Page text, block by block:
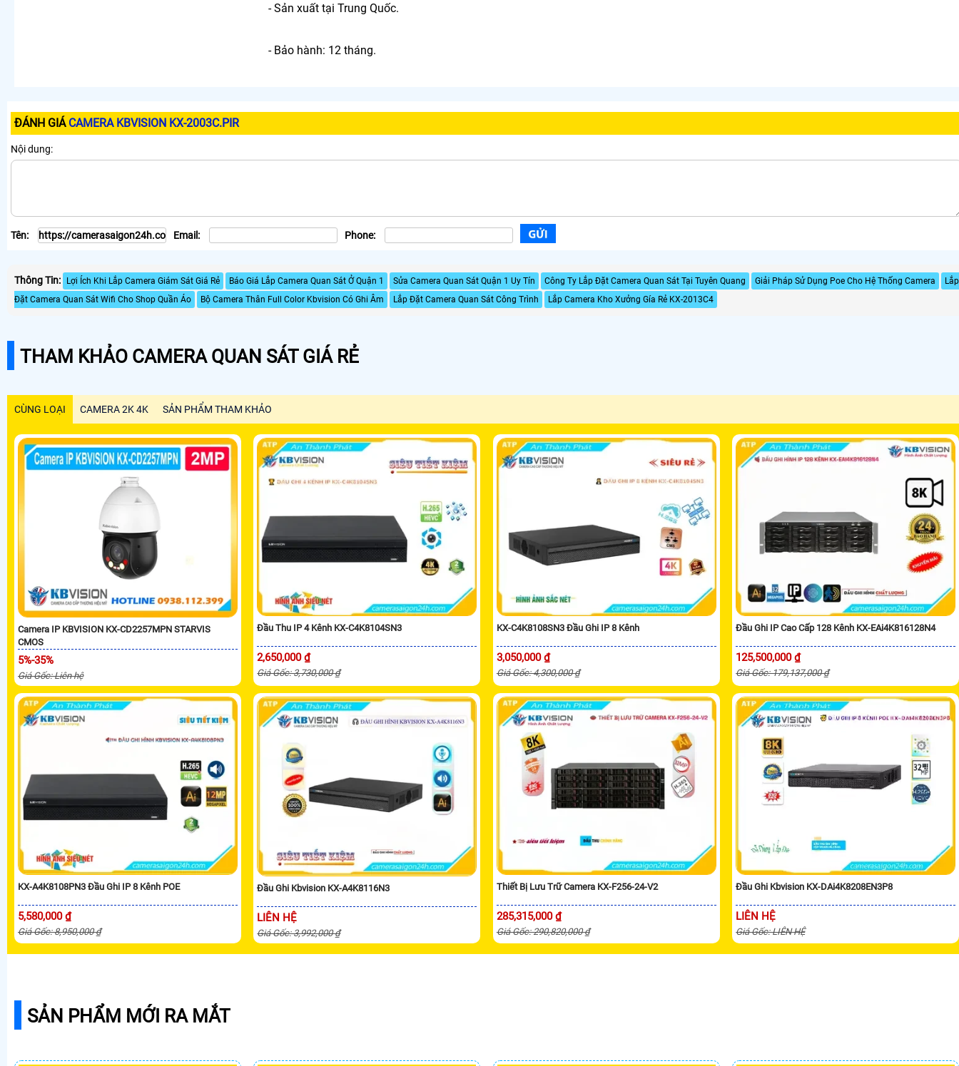
- Sản xuất tại Trung Quốc.
- Bảo hành: 12 tháng.
ĐÁNH GIÁ CAMERA KBVISION KX-2003C.PIR
Nội dung:
Tên: Email: Phone:
Thông Tin: Lợi Ích Khi Lắp Camera Giám Sát Giá Rẻ Báo Giá Lắp Camera Quan Sát Ở Quận 1 Sửa Camera Quan Sát Quận 1 Uy Tín Công Ty Lắp Đặt Camera Quan Sát Tại Tuyên Quang Giải Pháp Sử Dụng Poe Cho Hệ Thống Camera
Lắp
Đặt Camera Quan Sát Wifi Cho Shop Quần Áo
Bộ Camera Thân Full Color Kbvision Có Ghi Âm Lắp Đặt Camera Quan Sát Công Trình Lắp Camera Kho Xưởng Gía Rẻ KX-2013C4
THAM KHẢO CAMERA QUAN SÁT GIÁ RẺ
CÙNG LOẠI CAMERA 2K 4K SẢN PHẨM THAM KHẢO
Camera IP KBVISION KX-CD2257MPN STARVIS
CMOS
5%-35%
Giá Gốc: Liên hệ
Đầu Thu IP 4 Kênh KX-C4K8104SN3
2,650,000 ₫
Giá Gốc: 3,730,000 ₫
KX-C4K8108SN3 Đầu Ghi IP 8 Kênh
3,050,000 ₫
Giá Gốc: 4,300,000 ₫
Đầu Ghi IP Cao Cấp 128 Kênh KX-EAi4K816128N4
125,500,000 ₫
Giá Gốc: 179,137,000 ₫
KX-A4K8108PN3 Đầu Ghi IP 8 Kênh POE
5,580,000 ₫
Giá Gốc: 8,950,000 ₫
Đầu Ghi Kbvision KX-A4K8116N3
LIÊN HỆ
Giá Gốc: 3,992,000 ₫
Thiết Bị Lưu Trữ Camera KX-F256-24-V2
285,315,000 ₫
Giá Gốc: 290,820,000 ₫
Đầu Ghi Kbvision KX-DAi4K8208EN3P8
LIÊN HỆ
Giá Gốc: LIÊN HỆ
SẢN PHẨM MỚI RA MẮT